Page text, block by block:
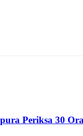
Periksa 30